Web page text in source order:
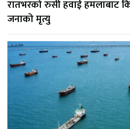
रातभरको रुसी हवाई हमलाबाट
जनाको मृत्यु